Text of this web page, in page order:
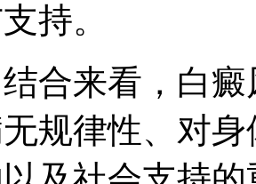
持。
来看，白癜
规律性、对